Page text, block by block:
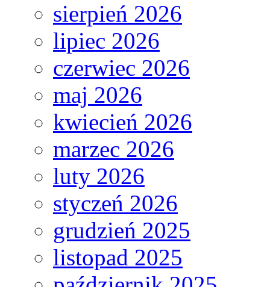
sierpień 2026
lipiec 2026
czerwiec 2026
maj 2026
kwiecień 2026
marzec 2026
luty 2026
styczeń 2026
grudzień 2025
listopad 2025